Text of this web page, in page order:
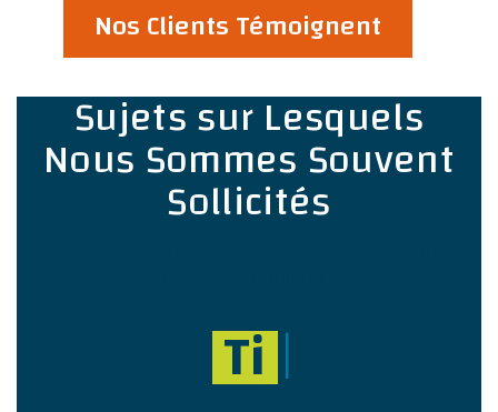
Nos Clients Témoignent
Sujets sur Lesquels
Nous Sommes Souvent
Sollicités
Time to mar